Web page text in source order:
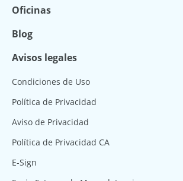
Oficinas
Blog
Avisos legales
Condiciones de Uso
Política de Privacidad
Aviso de Privacidad
Política de Privacidad CA
E-Sign